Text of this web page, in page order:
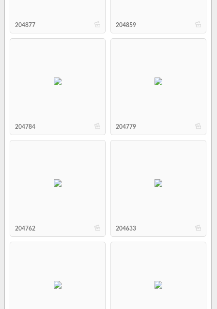
b
204877 b
204859
b
204784 b
204779
b
204762 b
204633